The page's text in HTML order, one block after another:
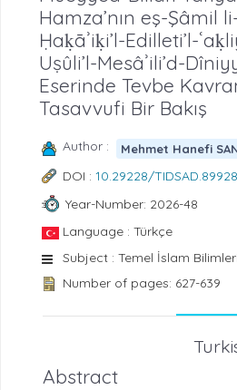
Hamza’nın eş-Şâmil
Ḥaḳāʾiḳi’l-Edilleti’l-
Uṣûli’l-Mesâʾili’d-
Eserinde Tevbe
Tasavvufi Bir Bakış
Author : Mehmet Hanefi
DOI : 10.29228/TIDSAD.89928
Year-Number: 2026-48
Language : Türkçe
Subject : Temel İslam Bilimleri
Number of pages: 627-639
Abstract